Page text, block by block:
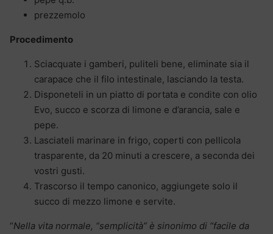
prezzemolo
Procedimento
Sciacquate i gamberi, puliteli bene, eliminate sia il
carapace che il filo intestinale, lasciando la testa.
Disponeteli in un piatto di portata e condite con olio
Evo, succo e scorza di limone e d’arancia, sale e
pepe.
Lasciateli marinare in frigo, coperti con pellicola
trasparente, da 20 minuti a crescere, a seconda dei
vostri gusti.
Trascorso il tempo canonico, aggiungete solo il
succo di mezzo limone e servite.
“Nella vita normale, “semplicità” è sinonimo di “facile da